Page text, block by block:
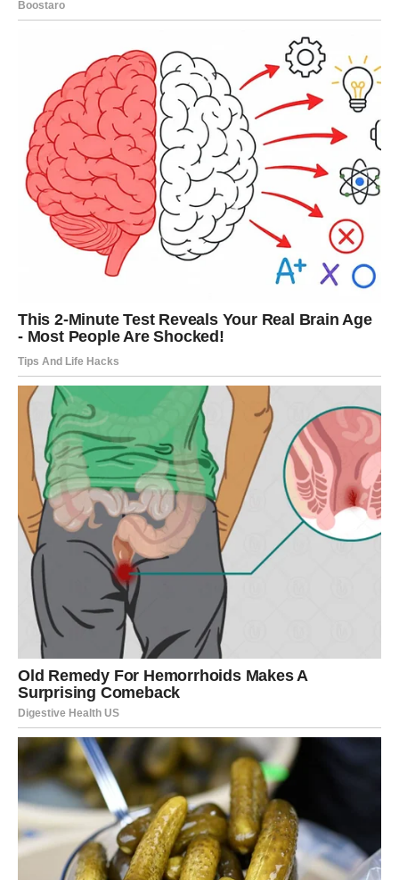
ubrzao metabolizam i poboljšala probava. Dugoročno, polako
se može uvesti u svakodnevnu rutinu kao dio zdravog načina
života. Čaj od kurkume ne samo da podržava mršavljenje, već
također pomaže u održavanju kondicije i cjelokupnog zdravlja.
Jelena Đoković je, putem svojih iskustava i preporuka, postala
inspiracija mnogima koji žele poboljšati svoj životni stil i
posvetiti se zdravlju na prirodan način. Njena priča o zdravlju
nije samo priča o izbjegavanju nezdravih navika, već i o
istraživanju novih i učinkovitih metoda za održavanje energije i
ravnoteže. Uz podršku supruga Novaka, i njegova vlastita
zdravlja, potičući ljude širom svijeta da preispitaju svoje
prehrambene navike i posvete više pažnje svom zdravlju.
Oglasi